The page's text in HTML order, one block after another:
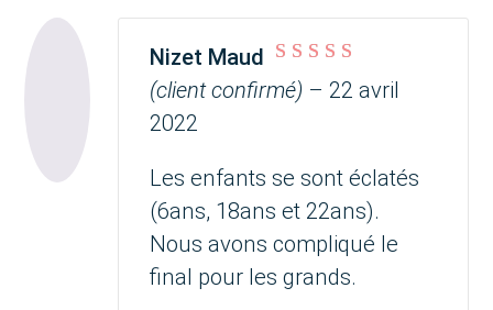
Note sur 5
Nizet Maud
(client confirmé) – 22 avril
2022
Les enfants se sont éclatés
(6ans, 18ans et 22ans).
Nous avons compliqué le
final pour les grands.